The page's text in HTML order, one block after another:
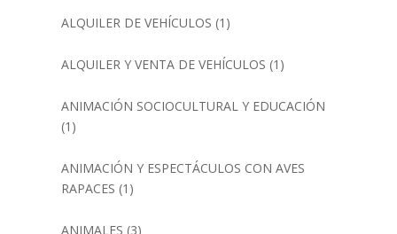
ALQUILER DE VEHÍCULOS (1)
ALQUILER Y VENTA DE VEHÍCULOS (1)
ANIMACIÓN SOCIOCULTURAL Y EDUCACIÓN
(1)
ANIMACIÓN Y ESPECTÁCULOS CON AVES
RAPACES (1)
ANIMALES (3)